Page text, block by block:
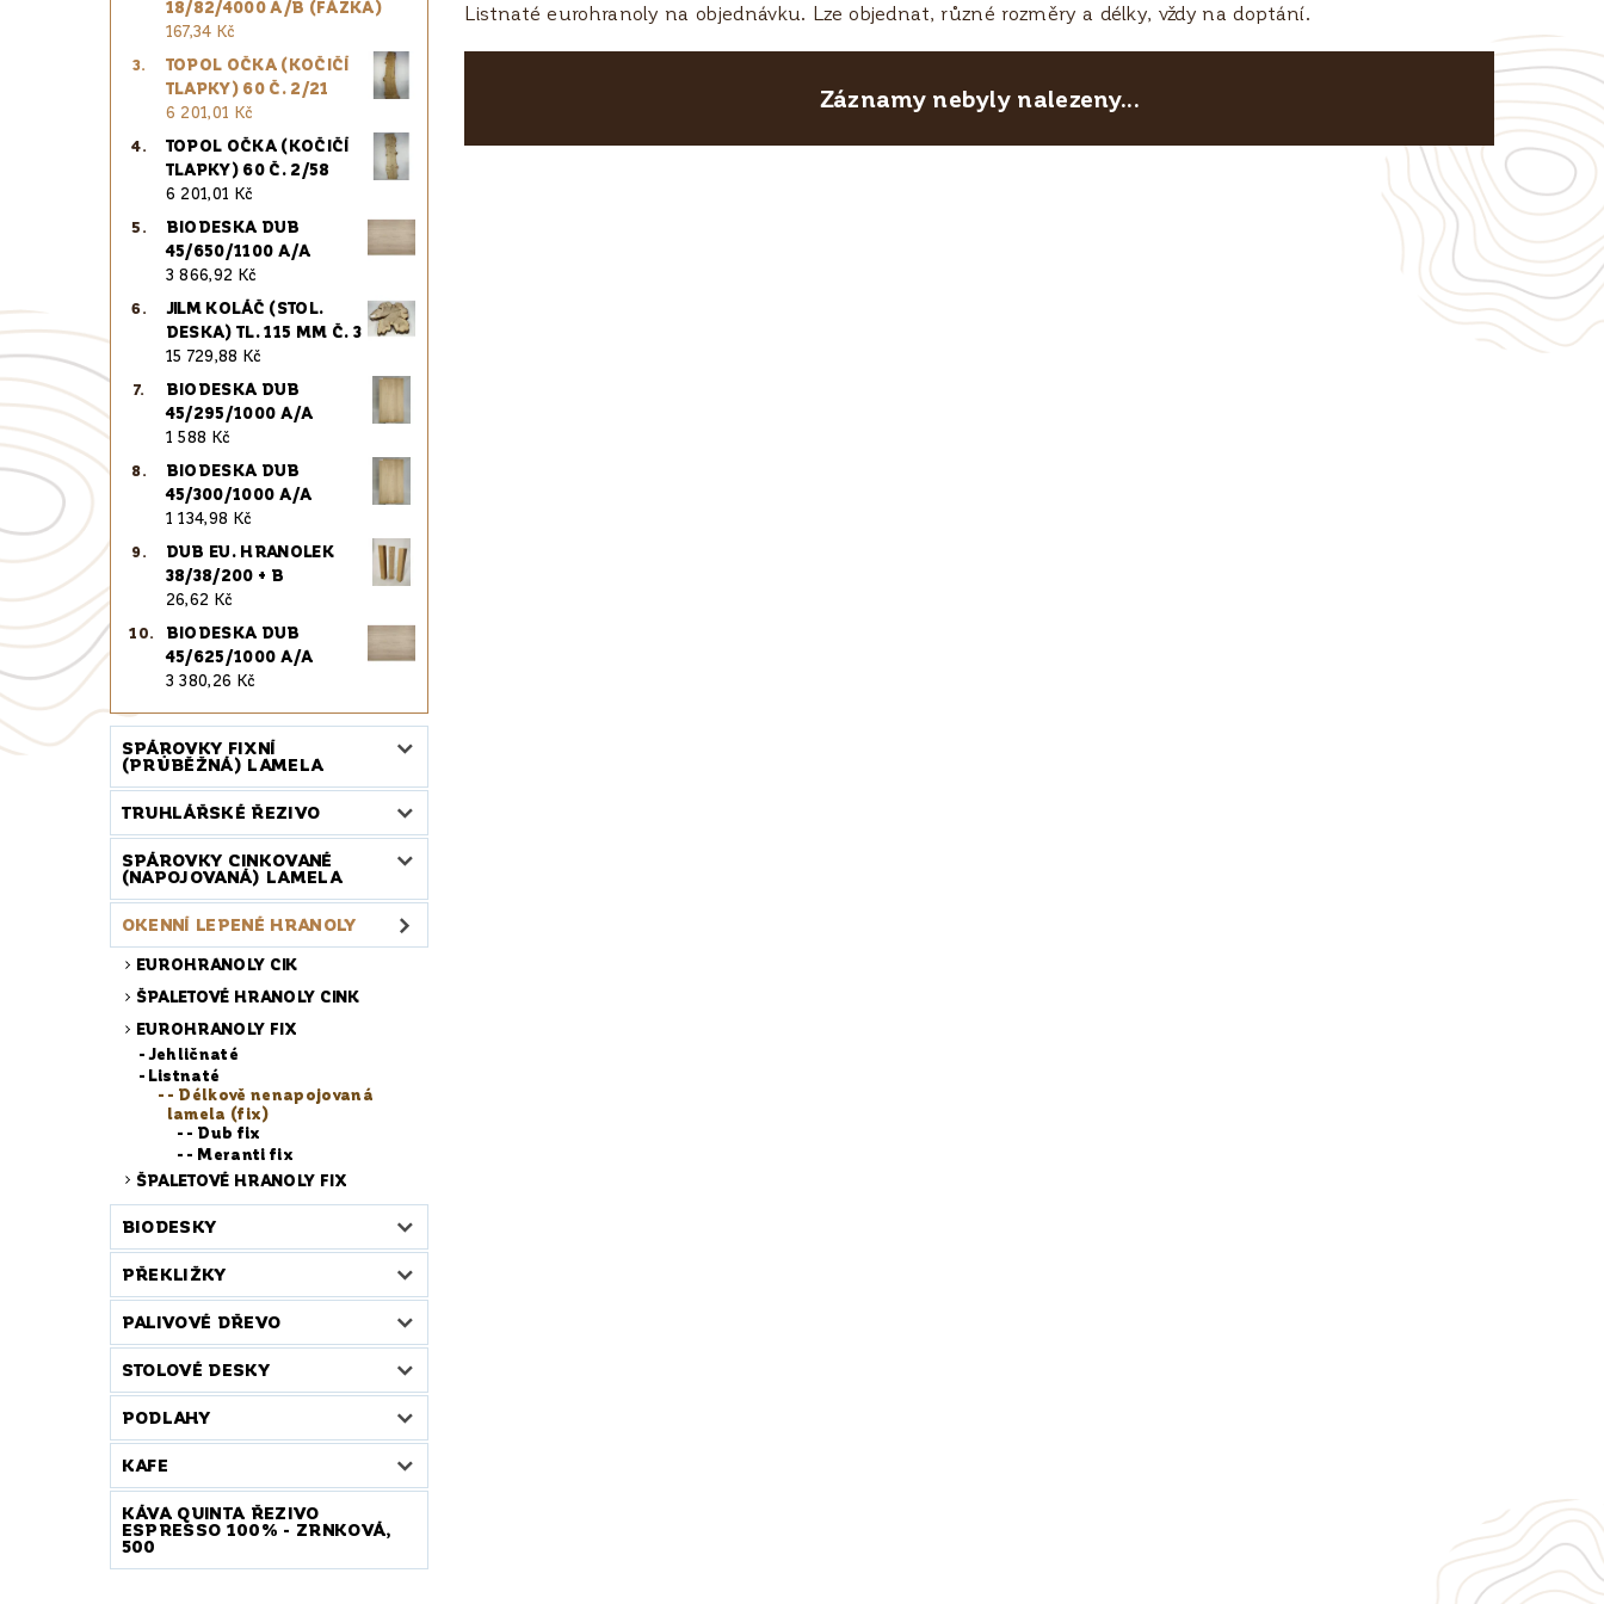
18/82/4000 A/B (FÁZKA)
167,34 Kč
TOPOL OČKA (KOČIČÍ
TLAPKY) 60 Č. 2/21
6 201,01 Kč
TOPOL OČKA (KOČIČÍ
TLAPKY) 60 Č. 2/58
6 201,01 Kč
BIODESKA DUB
45/650/1100 A/A
3 866,92 Kč
JILM KOLÁČ (STOL.
DESKA) TL. 115 MM Č. 3
15 729,88 Kč
BIODESKA DUB
45/295/1000 A/A
1 588 Kč
BIODESKA DUB
45/300/1000 A/A
1 134,98 Kč
DUB EU. HRANOLEK
38/38/200 + B
26,62 Kč
BIODESKA DUB
45/625/1000 A/A
3 380,26 Kč
SPÁROVKY FIXNÍ
(PRŮBĚŽNÁ) LAMELA
TRUHLÁŘSKÉ ŘEZIVO
SPÁROVKY CINKOVANÉ
(NAPOJOVANÁ) LAMELA
OKENNÍ LEPENÉ HRANOLY
EUROHRANOLY CIK
ŠPALETOVÉ HRANOLY CINK
EUROHRANOLY FIX
Jehličnaté
Listnaté
- Délkově nenapojovaná
lamela (fix)
- Dub fix
- Meranti fix
ŠPALETOVÉ HRANOLY FIX
BIODESKY
PŘEKLIŽKY
PALIVOVÉ DŘEVO
STOLOVÉ DESKY
PODLAHY
KAFE
KÁVA QUINTA ŘEZIVO
ESPRESSO 100% - ZRNKOVÁ,
500
Listnaté eurohranoly na objednávku. Lze objednat, různé rozměry a délky, vždy na doptání.
Záznamy nebyly nalezeny...